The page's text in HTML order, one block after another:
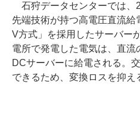
石狩データセンターでは、
先端技術が持つ高電圧直流
V方式」を採用したサーバー
電所で発電した電気は、直
DCサーバーに給電される。
できるため、変換ロスを抑え